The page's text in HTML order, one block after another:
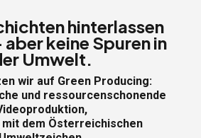
hinterlassen
keine Spuren in
Umwelt.
wir auf Green Producing:
und ressourcenschonende
dem Österreichischen